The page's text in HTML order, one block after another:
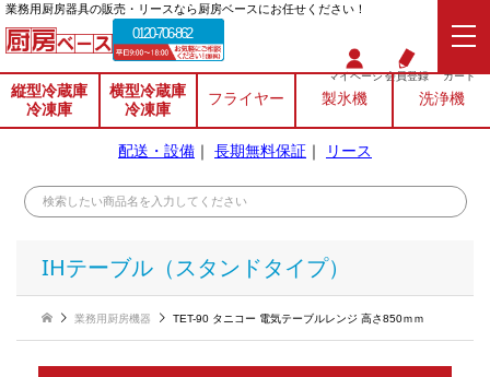
業務⽤厨房器具の販売・リースなら厨房ベースにお任せください！
0120-706-862
マイページ会員登録 カート
縦型冷蔵庫
冷凍庫
横型冷蔵庫
冷凍庫
フライヤー 製氷機 洗浄機
配送・設備 ｜ 長期無料保証 ｜ リース
IHテーブル（スタンドタイプ）
業務用厨房機器 TET-90 タニコー 電気テーブルレンジ 高さ850ｍｍ